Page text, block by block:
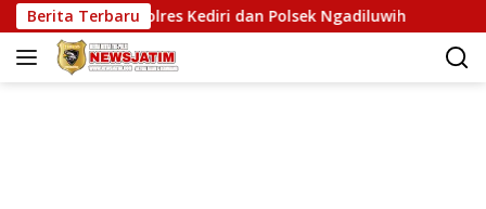
Langsung
ke
konten
Berita Terbaru
Polres Kediri dan Polsek Ngadiluwih SERUKAN